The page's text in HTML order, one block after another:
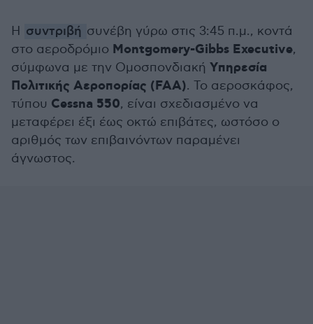
Η συντριβή συνέβη γύρω στις 3:45 π.μ., κοντά
στο αεροδρόμιο Montgomery-Gibbs Executive,
σύμφωνα με την Ομοσπονδιακή Υπηρεσία
Πολιτικής Αεροπορίας (FAA). Το αεροσκάφος,
τύπου Cessna 550, είναι σχεδιασμένο να
μεταφέρει έξι έως οκτώ επιβάτες, ωστόσο ο
αριθμός των επιβαινόντων παραμένει
άγνωστος.